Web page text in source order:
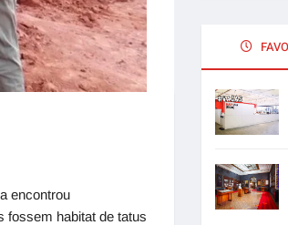
encontrou
fossem habitat de tatus